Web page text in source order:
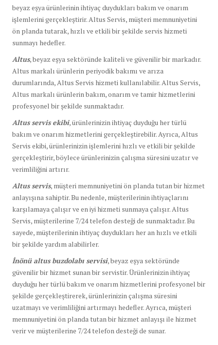
beyaz eşya ürünlerinin ihtiyaç duydukları bakım ve onarım
işlemlerini gerçekleştirir. Altus Servis, müşteri memnuniyetini
ön planda tutarak, hızlı ve etkili bir şekilde servis hizmeti
sunmayı hedefler.
Altus, beyaz eşya sektöründe kaliteli ve güvenilir bir markadır.
Altus markalı ürünlerin periyodik bakımı ve arıza
durumlarında, Altus Servis hizmeti kullanılabilir. Altus Servis,
Altus markalı ürünlerin bakım, onarım ve tamir hizmetlerini
profesyonel bir şekilde sunmaktadır.
Altus servis ekibi, ürünlerinizin ihtiyaç duyduğu her türlü
bakım ve onarım hizmetlerini gerçekleştirebilir. Ayrıca, Altus
Servis ekibi, ürünlerinizin işlemlerini hızlı ve etkili bir şekilde
gerçekleştirir, böylece ürünlerinizin çalışma süresini uzatır ve
verimliliğini artırır.
Altus servis, müşteri memnuniyetini ön planda tutan bir hizmet
anlayışına sahiptir. Bu nedenle, müşterilerinin ihtiyaçlarını
karşılamaya çalışır ve en iyi hizmeti sunmaya çalışır. Altus
Servis, müşterilerine 7/24 telefon desteği de sunmaktadır. Bu
sayede, müşterilerinin ihtiyaç duydukları her an hızlı ve etkili
bir şekilde yardım alabilirler.
İnönü altus buzdolabı servisi, beyaz eşya sektöründe
güvenilir bir hizmet sunan bir servistir. Ürünlerinizin ihtiyaç
duyduğu her türlü bakım ve onarım hizmetlerini profesyonel bir
şekilde gerçekleştirerek, ürünlerinizin çalışma süresini
uzatmayı ve verimliliğini artırmayı hedefler. Ayrıca, müşteri
memnuniyetini ön planda tutan bir hizmet anlayışı ile hizmet
verir ve müşterilerine 7/24 telefon desteği de sunar.